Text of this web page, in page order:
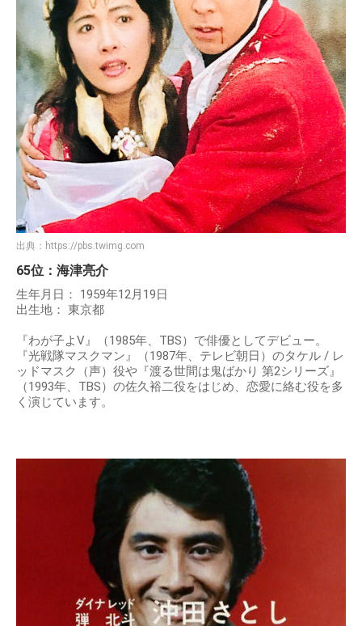
出典： https://pbs.twimg.com
65位：海津亮介
生年月日： 1959年12月19日
出生地： 東京都
『わが子よV』（1985年、TBS）で俳優としてデビュー。
『光戦隊マスクマン』（1987年、テレビ朝日）のタケル / レ
ッドマスク（声）役や『渡る世間は鬼ばかり 第2シリーズ』
（1993年、TBS）の佐久裕二役をはじめ、恋愛に絡む役を多
く演じています。